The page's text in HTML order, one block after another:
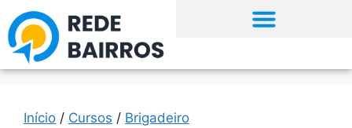
Início / Cursos / Brigadeiro